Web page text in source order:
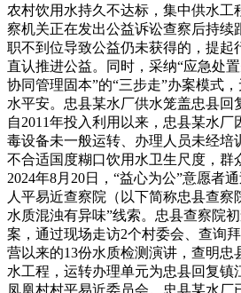
农村饮用水持久不达标，集中供水工
察机关正在发出公益诉讼查察后持续
职不到位导致公益仍未获得的，提起
直认推进公益。同时，采纳“应急处
协同管理固本”的“三步走”办案模式
水平安。忠县某水厂供水笼盖忠县回
自2011年投入利用以来，忠县某水
毒设备未一般运转、办理人员未经培
不合适国度糊口饮用水卫生尺度，群
2024年8月20日，“益心为公”意愿者
人平易近查察院（以下简称忠县查察
水质混浊有异味”线索。忠县查察院
案，通过现场走访2个村委会、查询
营以来的13份水质检测演讲，查明忠
水工程，运转办理单元为忠县回复镇
凤凰村村平易近委员会。忠县某水厂